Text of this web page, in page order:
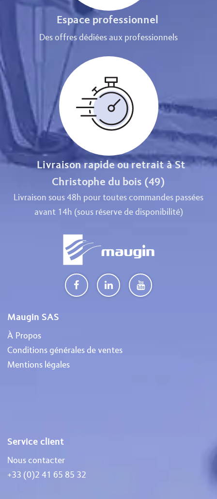
Espace professionnel
Des offres dédiées aux professionnels
Livraison rapide ou retrait à St
Christophe du bois (49)
Livraison sous 48h pour toutes commandes passées
avant 14h (sous réserve de disponibilité)
Maugin SAS
À Propos
Conditions générales de ventes
Mentions légales
Service client
Nous contacter
+33 (0)2 41 65 85 32